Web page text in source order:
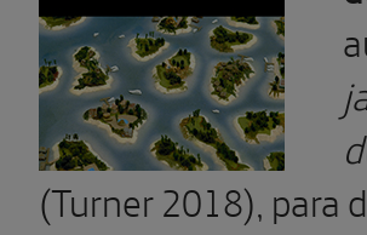
(Turner 2018), para